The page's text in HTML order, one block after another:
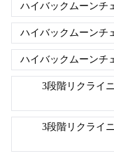
ハイバックムーンチ
ハイバックムーンチ
ハイバックムーンチ
3段階リクライ
3段階リクライ